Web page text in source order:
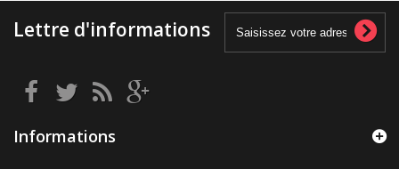
Lettre d'informations
Informations